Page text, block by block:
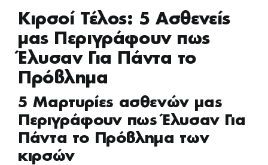
Κιρσοί Τέλος: 5 Ασθενείς
μας Περιγράφουν πως
Έλυσαν Για Πάντα το
Πρόβλημα
5 Μαρτυρίες ασθενών μας
Περιγράφουν πως Έλυσαν Για
Πάντα το Πρόβλημα των
κιρσών